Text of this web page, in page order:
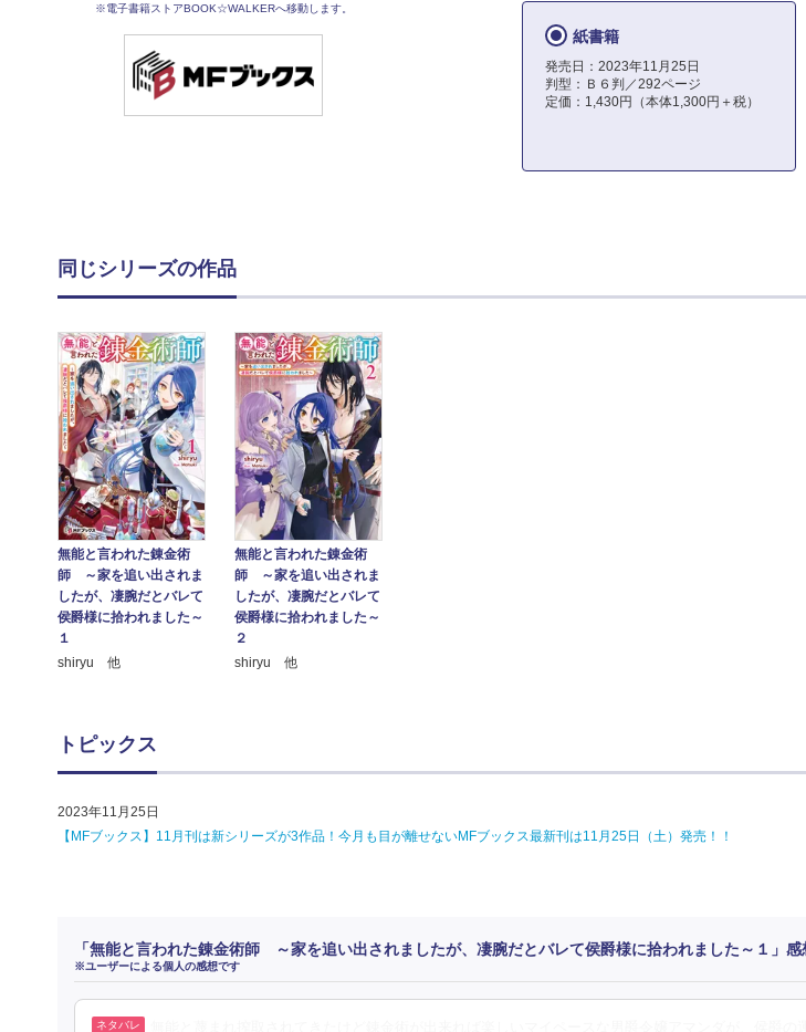
※電子書籍ストアBOOK☆WALKERへ移動します。
紙書籍
発売日：2023年11月25日
判型：Ｂ６判／292ページ
定価：1,430円（本体1,300円＋税）
同じシリーズの作品
無能と言われた錬金術
師 ～家を追い出されま
したが、凄腕だとバレて
侯爵様に拾われました～
１
shiryu 他
無能と言われた錬金術
師 ～家を追い出されま
したが、凄腕だとバレて
侯爵様に拾われました～
２
shiryu 他
トピックス
2023年11月25日
【MFブックス】11月刊は新シリーズが3作品！今月も目が離せないMFブックス最新刊は11月25日（土）発売！！
「無能と言われた錬金術師 ～家を追い出されましたが、凄腕だとバレて侯爵様に拾われました～１」
※ユーザーによる個人の感想です